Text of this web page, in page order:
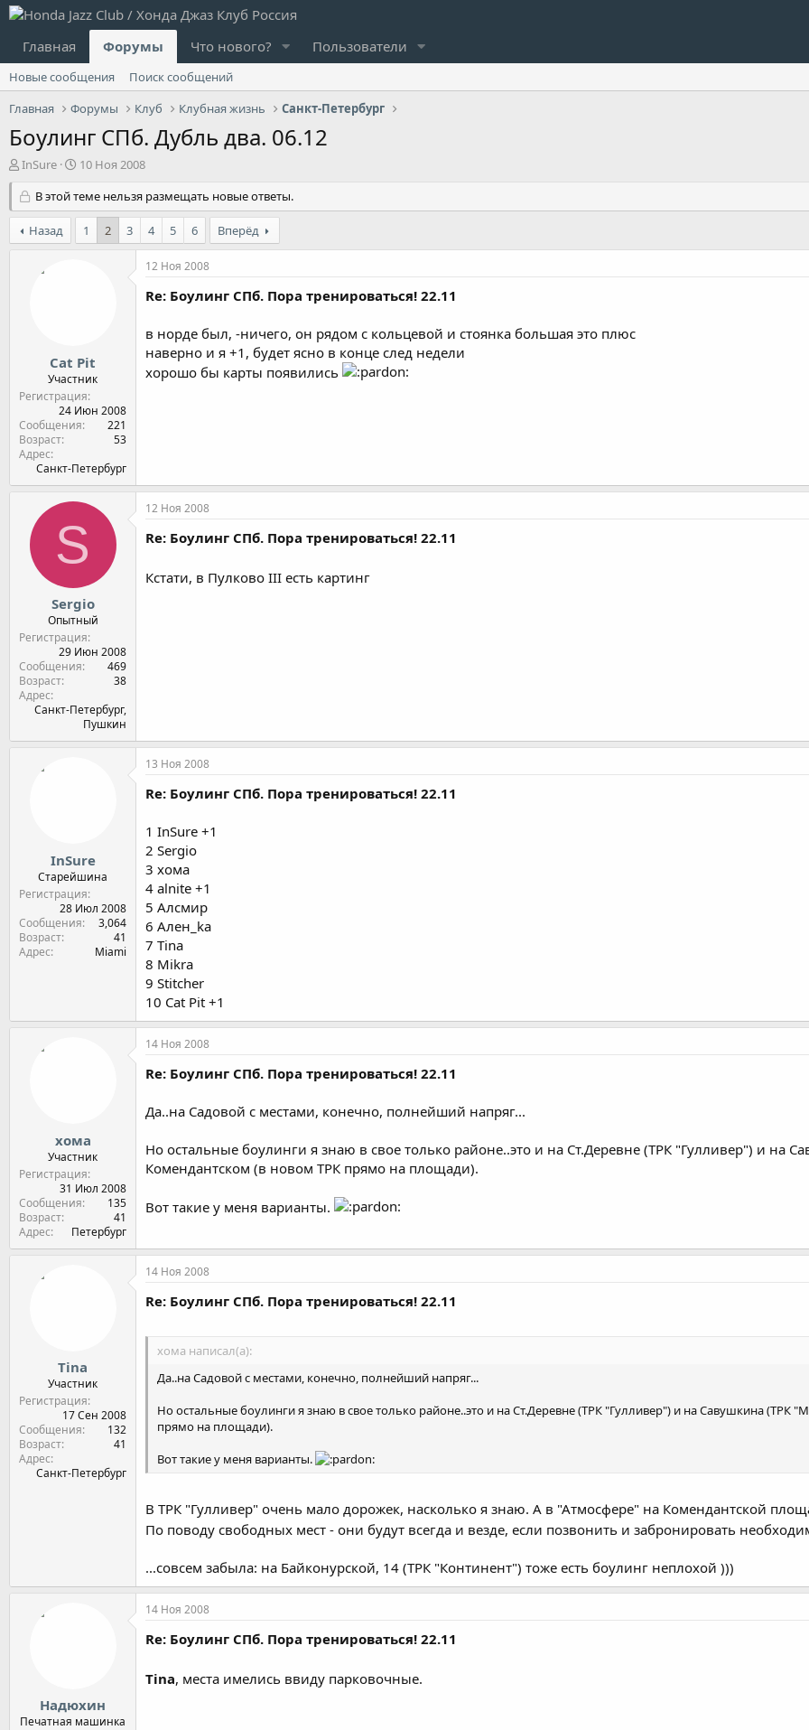
Главная Форумы Что нового? Пользователи
Новые сообщения
Поиск сообщений
Главная
Форумы Клуб Клубная жизнь Санкт-Петербург
Боулинг СПб. Дубль два. 06.12
А
т
о
р
т
InSure
Д
т
а
н
а
10 Ноя 2008
В этой теме нельзя размещать новые ответы.
Назад 1 2 3 4 5 6 Вперёд
Cat Pit
Участник
Регистрация
24 Июн 2008
Сообщения
221
Возраст
53
Адрес
Санкт-Петербург
12 Ноя 2008
Re: Боулинг СПб. Пора тренироваться! 22.11
в норде был, -ничего, он рядом с кольцевой и стоянка большая это плюс
наверно и я +1, будет ясно в конце след недели
хорошо бы карты появились
S
Sergio
Опытный
Регистрация
29 Июн 2008
Сообщения
469
Возраст
38
Адрес
Санкт-Петербург,
Пушкин
12 Ноя 2008
Re: Боулинг СПб. Пора тренироваться! 22.11
Кстати, в Пулково III есть картинг
InSure
Старейшина
Регистрация
28 Июл 2008
Сообщения
3,064
Возраст
41
Адрес
Miami
13 Ноя 2008
Re: Боулинг СПб. Пора тренироваться! 22.11
1 InSure +1
2 Sergio
3 хома
4 alnite +1
5 Алсмир
6 Ален_ka
7 Tina
8 Mikra
9 Stitcher
10 Cat Pit +1
хома
Участник
Регистрация
31 Июл 2008
Сообщения
135
Возраст
41
Адрес
Петербург
14 Ноя 2008
Re: Боулинг СПб. Пора тренироваться! 22.11
Да..на Садовой с местами, конечно, полнейший напряг...
Но остальные боулинги я знаю в свое только районе..это и на Ст.Деревне (ТРК "Гулливер") и на
Комендантском (в новом ТРК прямо на площади).
Вот такие у меня варианты.
Tina
Участник
Регистрация
17 Сен 2008
Сообщения
132
Возраст
41
Адрес
Санкт-Петербург
14 Ноя 2008
Re: Боулинг СПб. Пора тренироваться! 22.11
хома написал(а):
Да..на Садовой с местами, конечно, полнейший напряг...
Но остальные боулинги я знаю в свое только районе..это и на Ст.Деревне (ТРК "Гулливер") и на Савушкина (ТРК
прямо на площади).
Вот такие у меня варианты.
В ТРК "Гулливер" очень мало дорожек, насколько я знаю. А в "Атмосфере" на Комендантской
По поводу свободных мест - они будут всегда и везде, если позвонить и забронировать
...совсем забыла: на Байконурской, 14 (ТРК "Континент") тоже есть боулинг неплохой )))
Надюхин
Печатная машинка
14 Ноя 2008
Re: Боулинг СПб. Пора тренироваться! 22.11
Tina, места имелись ввиду парковочные.